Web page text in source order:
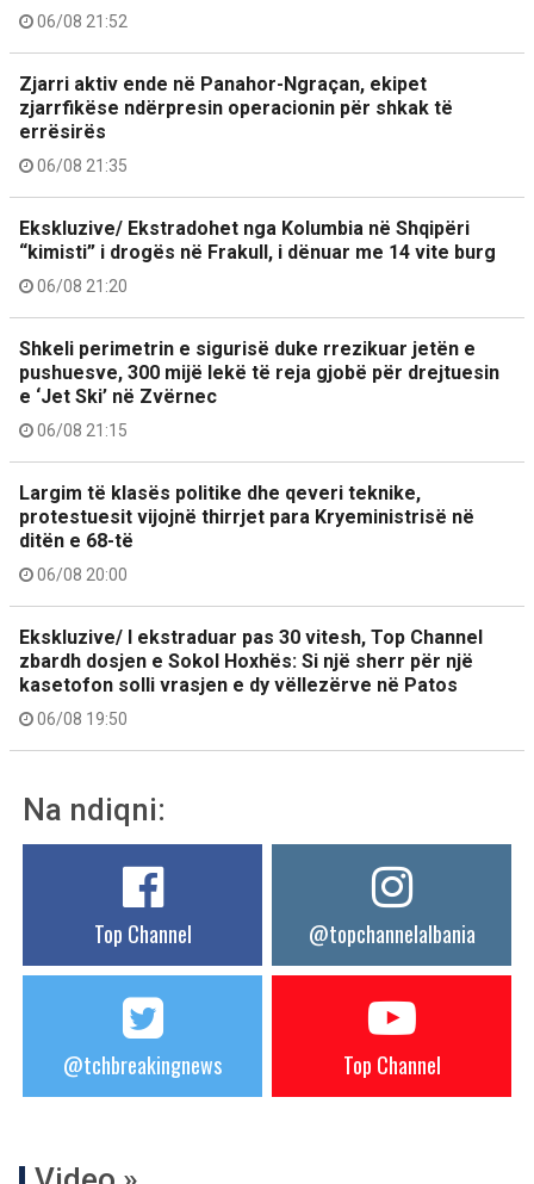
06/08 21:52
Zjarri aktiv ende në Panahor-Ngraçan, ekipet
zjarrfikëse ndërpresin operacionin për shkak të
errësirës
06/08 21:35
Ekskluzive/ Ekstradohet nga Kolumbia në Shqipëri
“kimisti” i drogës në Frakull, i dënuar me 14 vite burg
06/08 21:20
Shkeli perimetrin e sigurisë duke rrezikuar jetën e
pushuesve, 300 mijë lekë të reja gjobë për drejtuesin
e ‘Jet Ski’ në Zvërnec
06/08 21:15
Largim të klasës politike dhe qeveri teknike,
protestuesit vijojnë thirrjet para Kryeministrisë në
ditën e 68-të
06/08 20:00
Ekskluzive/ I ekstraduar pas 30 vitesh, Top Channel
zbardh dosjen e Sokol Hoxhës: Si një sherr për një
kasetofon solli vrasjen e dy vëllezërve në Patos
06/08 19:50
Na ndiqni:
Top Channel @topchannelalbania
@tchbreakingnews Top Channel